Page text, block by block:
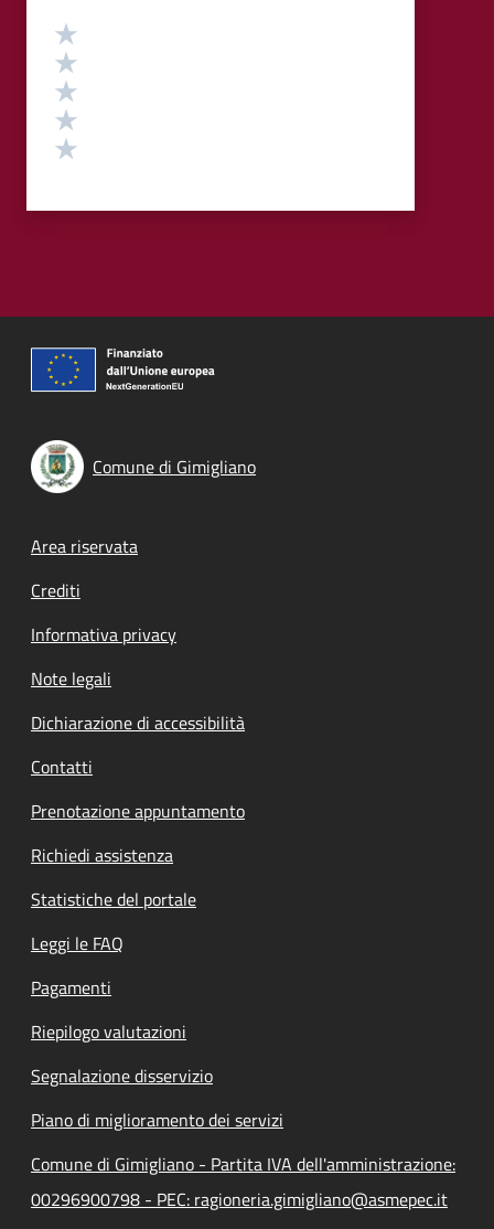
Valutazione
Comune di Gimigliano
Footer menu
Area riservata
Crediti
Informativa privacy
Note legali
Dichiarazione di accessibilità
Contatti
Prenotazione appuntamento
Richiedi assistenza
Statistiche del portale
Leggi le FAQ
Pagamenti
Riepilogo valutazioni
Segnalazione disservizio
Piano di miglioramento dei servizi
Comune di Gimigliano - Partita IVA dell'amministrazione:
00296900798 - PEC: ragioneria.gimigliano@asmepec.it